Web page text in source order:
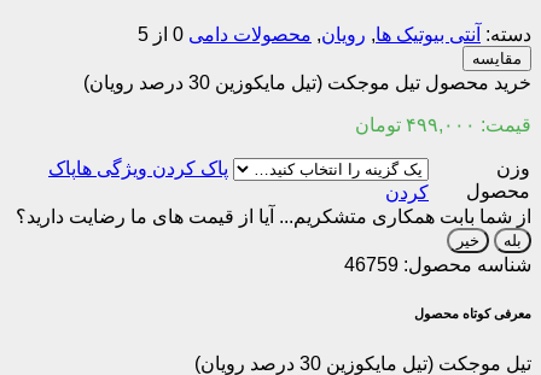
دسته: آنتی بیوتیک ها, رویان, محصولات دامی 0 از 5
مقایسه
خرید محصول تیل موجکت (تیل مایکوزین 30 درصد رویان)
قیمت: ۴۹۹,۰۰۰ تومان
وزن
محصول
پاک
کردن
از شما بابت همکاری متشکریم... آیا از قیمت های ما رضایت دارید؟
بله خیر
شناسه محصول: 46759
معرفی کوتاه محصول
تیل موجکت (تیل مایکوزین 30 درصد رویان)